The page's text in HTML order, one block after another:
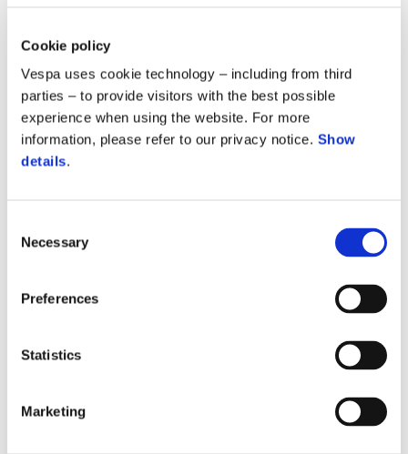
Cookie policy
Vespa uses cookie technology – including from third
parties – to provide visitors with the best possible
experience when using the website. For more
information, please refer to our privacy notice. Show
details.
Selection
Necessary
Preferences
Statistics
Marketing
Vespa GTV 310
8.099 €